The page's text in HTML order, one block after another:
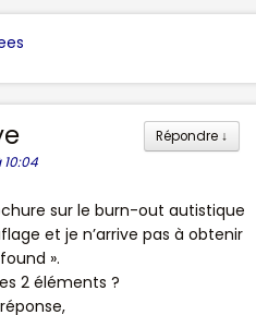
Répondre ↓
10:04
sur le burn-out autistique
et je n’arrive pas à obtenir
».
2 éléments ?